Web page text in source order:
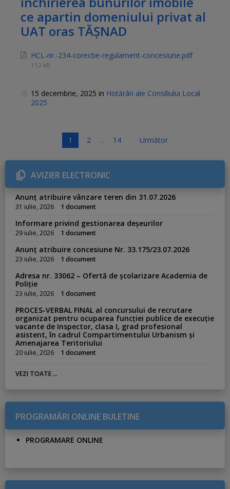
ce apartin domeniului privat al
UAT oras TĂȘNAD
HCL-nr.-234-corectie-regulament-concesiune.pdf
112 kB
15 decembrie, 2025 in Hotărâri ale Consiliului Local
2025
g
n
1 2 … 14 Următor
AVIZIER ELECTRONIC
Anunț atribuire vânzare teren din 31.07.2026
31 iulie, 2026 1 document
Informare privind gestionarea deșeurilor
29 iulie, 2026 1 document
Anunț atribuire concesiune Nr. 33.175/23.07.2026
23 iulie, 2026 1 document
Adresa nr. 33062 – Ofertă de școlarizare Academia de
Poliție
23 iulie, 2026 1 document
PROCES-VERBAL FINAL al concursului de recrutare
organizat pentru ocuparea funcției publice de execuție
vacante de Inspector, clasa I, grad profesional
asistent, în cadrul Compartimentului Urbanism și
Amenajarea Teritoriului
20 iulie, 2026 1 document
VEZI TOATE ...
PROGRAMĂRI ONLINE BULETINE
PROGRAMARE ONLINE